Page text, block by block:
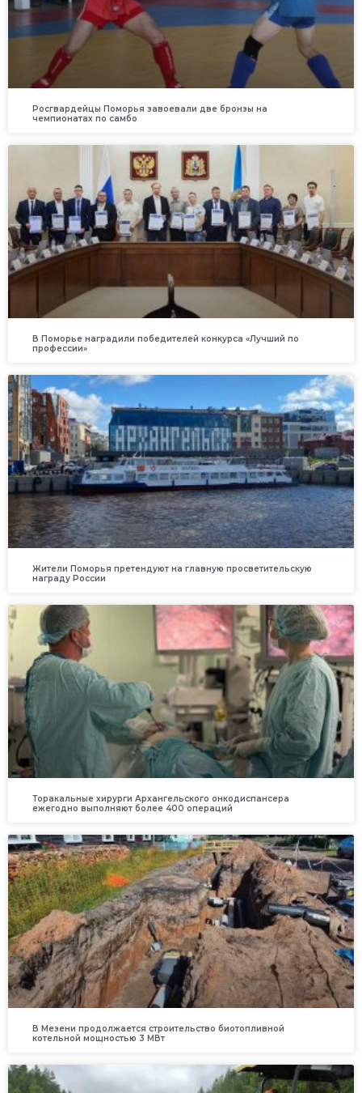
Росгвардейцы Поморья завоевали две бронзы на
чемпионатах по самбо
В Поморье наградили победителей конкурса «Лучший по
профессии»
Жители Поморья претендуют на главную просветительскую
награду России
Торакальные хирурги Архангельского онкодиспансера
ежегодно выполняют более 400 операций
В Мезени продолжается строительство биотопливной
котельной мощностью 3 МВт